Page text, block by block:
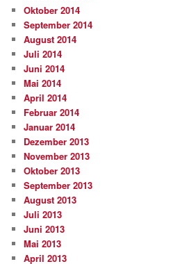
Oktober 2014
September 2014
August 2014
Juli 2014
Juni 2014
Mai 2014
April 2014
Februar 2014
Januar 2014
Dezember 2013
November 2013
Oktober 2013
September 2013
August 2013
Juli 2013
Juni 2013
Mai 2013
April 2013